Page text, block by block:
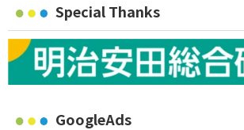
Special Thanks
GoogleAds